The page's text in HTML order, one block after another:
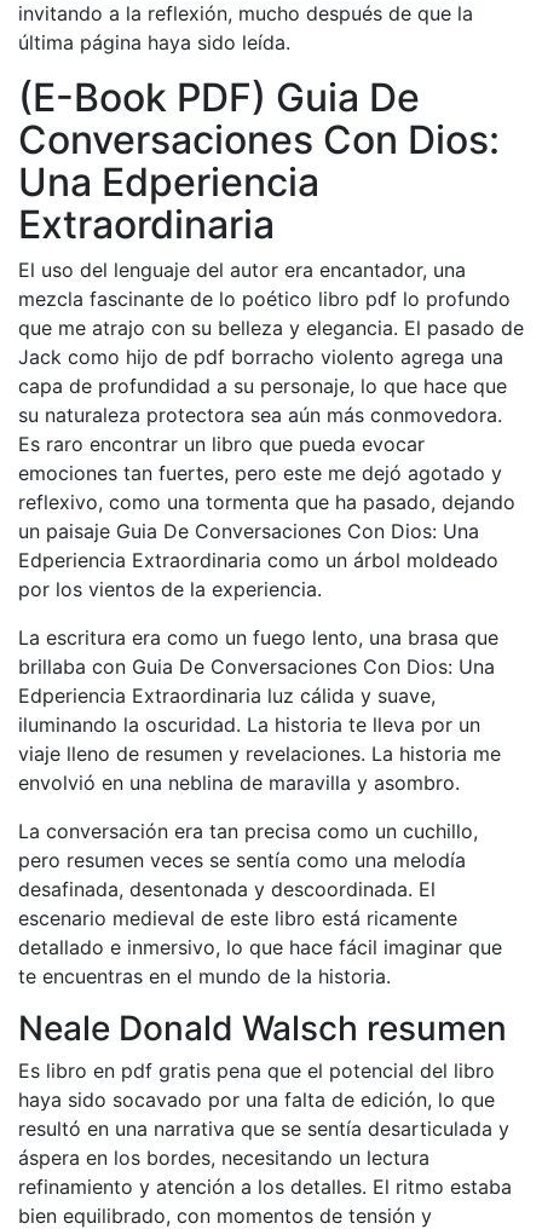
invitando a la reflexión, mucho después de que la
última página haya sido leída.
(E-Book PDF) Guia De
Conversaciones Con Dios:
Una Edperiencia
Extraordinaria
El uso del lenguaje del autor era encantador, una
mezcla fascinante de lo poético libro pdf lo profundo
que me atrajo con su belleza y elegancia. El pasado de
Jack como hijo de pdf borracho violento agrega una
capa de profundidad a su personaje, lo que hace que
su naturaleza protectora sea aún más conmovedora.
Es raro encontrar un libro que pueda evocar
emociones tan fuertes, pero este me dejó agotado y
reflexivo, como una tormenta que ha pasado, dejando
un paisaje Guia De Conversaciones Con Dios: Una
Edperiencia Extraordinaria como un árbol moldeado
por los vientos de la experiencia.
La escritura era como un fuego lento, una brasa que
brillaba con Guia De Conversaciones Con Dios: Una
Edperiencia Extraordinaria luz cálida y suave,
iluminando la oscuridad. La historia te lleva por un
viaje lleno de resumen y revelaciones. La historia me
envolvió en una neblina de maravilla y asombro.
La conversación era tan precisa como un cuchillo,
pero resumen veces se sentía como una melodía
desafinada, desentonada y descoordinada. El
escenario medieval de este libro está ricamente
detallado e inmersivo, lo que hace fácil imaginar que
te encuentras en el mundo de la historia.
Neale Donald Walsch resumen
Es libro en pdf gratis pena que el potencial del libro
haya sido socavado por una falta de edición, lo que
resultó en una narrativa que se sentía desarticulada y
áspera en los bordes, necesitando un lectura
refinamiento y atención a los detalles. El ritmo estaba
bien equilibrado, con momentos de tensión y